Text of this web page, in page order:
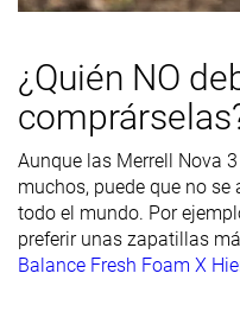
Durabilidad
de la suela
exterior
Buena
TranspirabilidadMedia
Anchura /
ajuste
Estrecha
¿Quién NO
Aunque las Merrell Nova
muchos, puede que no
todo el mundo. Por
preferir unas zapatillas
Balance Fresh Foam X